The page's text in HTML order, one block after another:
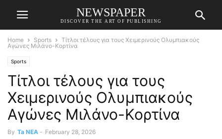
NEWSPAPER
DISCOVER THE ART OF PUBLISHING
Home Sports
Τίτλοι τέλους για τους Χειμερινούς Ολυμπιακούς
Αγώνες Μιλάνο-Κορτίνα
Sports
Τίτλοι τέλους για τους
Χειμερινούς Ολυμπιακούς
Αγώνες Μιλάνο-Κορτίνα
By Ta NEA - February 28, 2026